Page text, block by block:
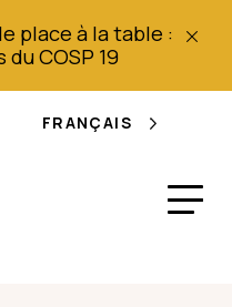
place à la table :
COSP 19
FRANÇAIS